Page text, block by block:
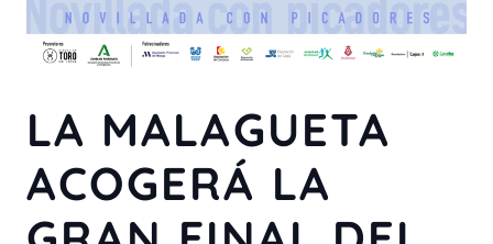
LA MALAGUETA
ACOGERÁ LA